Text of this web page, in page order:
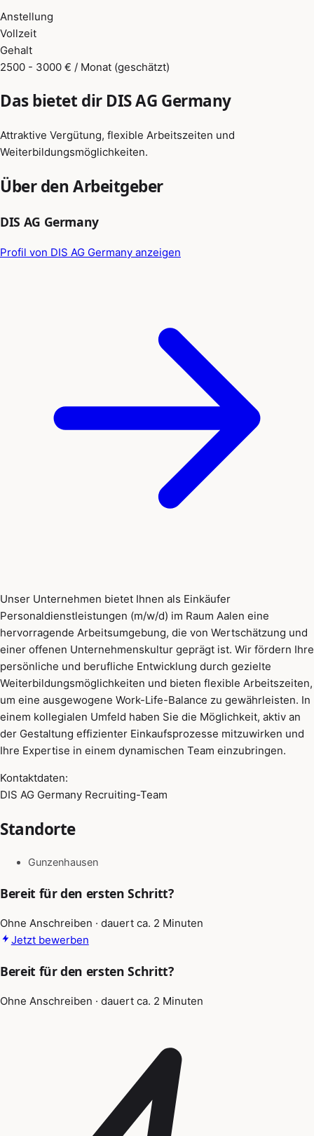
Anstellung
Vollzeit
Gehalt
2500 - 3000 € / Monat (geschätzt)
Das bietet dir DIS AG Germany
Attraktive Vergütung, flexible Arbeitszeiten und
Weiterbildungsmöglichkeiten.
Über den Arbeitgeber
DIS AG Germany
Profil von DIS AG Germany anzeigen
Unser Unternehmen bietet Ihnen als Einkäufer
Personaldienstleistungen (m/w/d) im Raum Aalen eine
hervorragende Arbeitsumgebung, die von Wertschätzung und
einer offenen Unternehmenskultur geprägt ist. Wir fördern Ihre
persönliche und berufliche Entwicklung durch gezielte
Weiterbildungsmöglichkeiten und bieten flexible Arbeitszeiten,
um eine ausgewogene Work-Life-Balance zu gewährleisten. In
einem kollegialen Umfeld haben Sie die Möglichkeit, aktiv an
der Gestaltung effizienter Einkaufsprozesse mitzuwirken und
Ihre Expertise in einem dynamischen Team einzubringen.
Kontaktdaten:
DIS AG Germany Recruiting-Team
Standorte
Gunzenhausen
Bereit für den ersten Schritt?
Ohne Anschreiben · dauert ca. 2 Minuten
Jetzt bewerben
Bereit für den ersten Schritt?
Ohne Anschreiben · dauert ca. 2 Minuten